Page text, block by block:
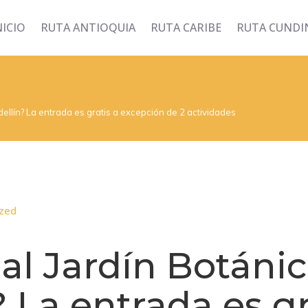
RUTA ANTIOQUIA RUTA CARIBE RUTA
La entrada es gratis a excepción de 2 actividades
Jardín